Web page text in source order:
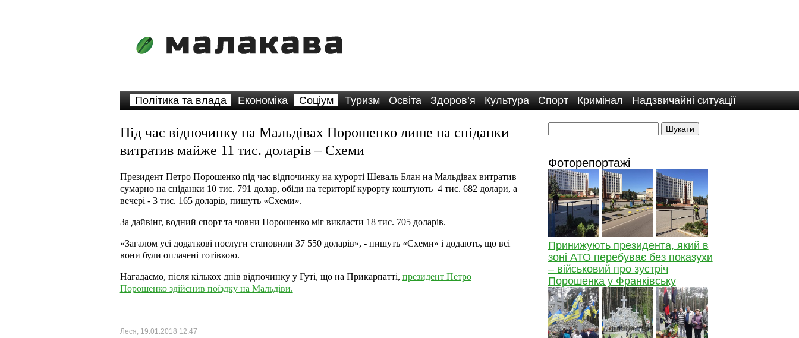
Політика та влада Економіка Соціум Туризм Освіта Здоров’я Культура Спорт Кримінал Надзвичайні ситуації
Під час відпочинку на Мальдівах Порошенко лише на сніданки
витратив майже 11 тис. доларів – Схеми
Президент Петро Порошенко під час відпочинку на курорті Шеваль Блан на Мальдівах витратив
сумарно на сніданки 10 тис. 791 долар, обіди на території курорту коштують 4 тис. 682 долари, а
вечері - 3 тис. 165 доларів, пишуть «Схеми».
За дайвінг, водний спорт та човни Порошенко міг викласти 18 тис. 705 доларів.
«Загалом усі додаткові послуги становили 37 550 доларів», - пишуть «Схеми» і додають, що всі
вони були оплачені готівкою.
Нагадаємо, після кількох днів відпочинку у Гуті, що на Прикарпатті, президент Петро
Порошенко здійснив поїздку на Мальдіви.
Леся, 19.01.2018 12:47
Фоторепортажі
Принижують президента, який в
зоні АТО перебуває без показухи
– військовий про зустріч
Порошенка у Франківську